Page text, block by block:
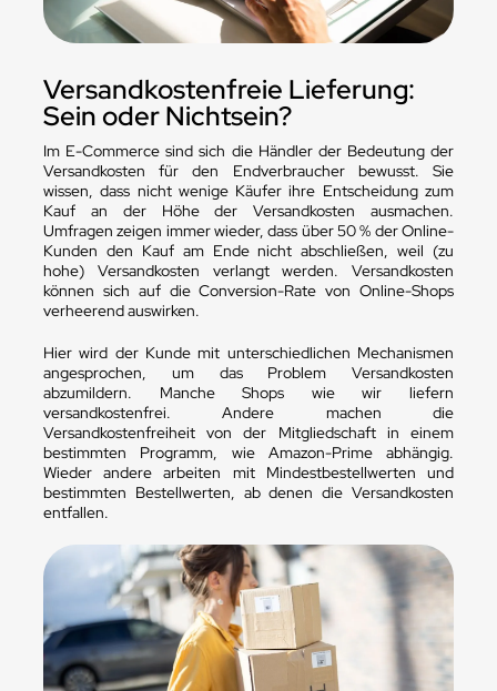
Versandkostenfreie Lieferung:
Sein oder Nichtsein?
Im E-Commerce sind sich die Händler der Bedeutung der
Versandkosten für den Endverbraucher bewusst. Sie
wissen, dass nicht wenige Käufer ihre Entscheidung zum
Kauf an der Höhe der Versandkosten ausmachen.
Umfragen zeigen immer wieder, dass über 50 % der Online-
Kunden den Kauf am Ende nicht abschließen, weil (zu
hohe) Versandkosten verlangt werden. Versandkosten
können sich auf die Conversion-Rate von Online-Shops
verheerend auswirken.
Hier wird der Kunde mit unterschiedlichen Mechanismen
angesprochen, um das Problem Versandkosten
abzumildern. Manche Shops wie wir liefern
versandkostenfrei. Andere machen die
Versandkostenfreiheit von der Mitgliedschaft in einem
bestimmten Programm, wie Amazon-Prime abhängig.
Wieder andere arbeiten mit Mindestbestellwerten und
bestimmten Bestellwerten, ab denen die Versandkosten
entfallen.